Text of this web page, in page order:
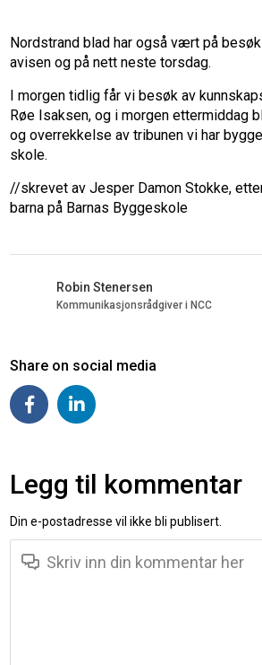
Nordstrand blad har også vært på
avisen og på nett neste torsdag.
I morgen tidlig får vi besøk av
Røe Isaksen, og i morgen ettermiddag
og overrekkelse av tribunen vi har
skole.
//skrevet av Jesper Damon Stokke,
barna på Barnas Byggeskole
Robin Stenersen
Kommunikasjonsrådgiver i NCC
Share on social media
Legg til kommentar
Din e-postadresse vil ikke bli publisert.